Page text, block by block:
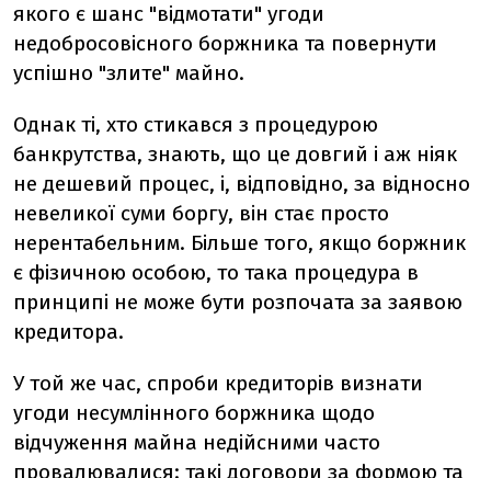
якого є шанс "відмотати" угоди
недобросовісного боржника та повернути
успішно "злите" майно.
Однак ті, хто стикався з процедурою
банкрутства, знають, що це довгий і аж ніяк
не дешевий процес, і, відповідно, за відносно
невеликої суми боргу, він стає просто
нерентабельним. Більше того, якщо боржник
є фізичною особою, то така процедура в
принципі не може бути розпочата за заявою
кредитора.
У той же час, спроби кредиторів визнати
угоди несумлінного боржника щодо
відчуження майна недійсними часто
провалювалися: такі договори за формою та